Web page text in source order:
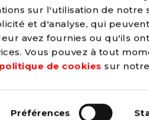
sur l'utilisation de notre
et d'analyse, qui
avez fournies ou qu'ils
Vous pouvez à tout
politique de cookies sur
Préférences
Socialiste